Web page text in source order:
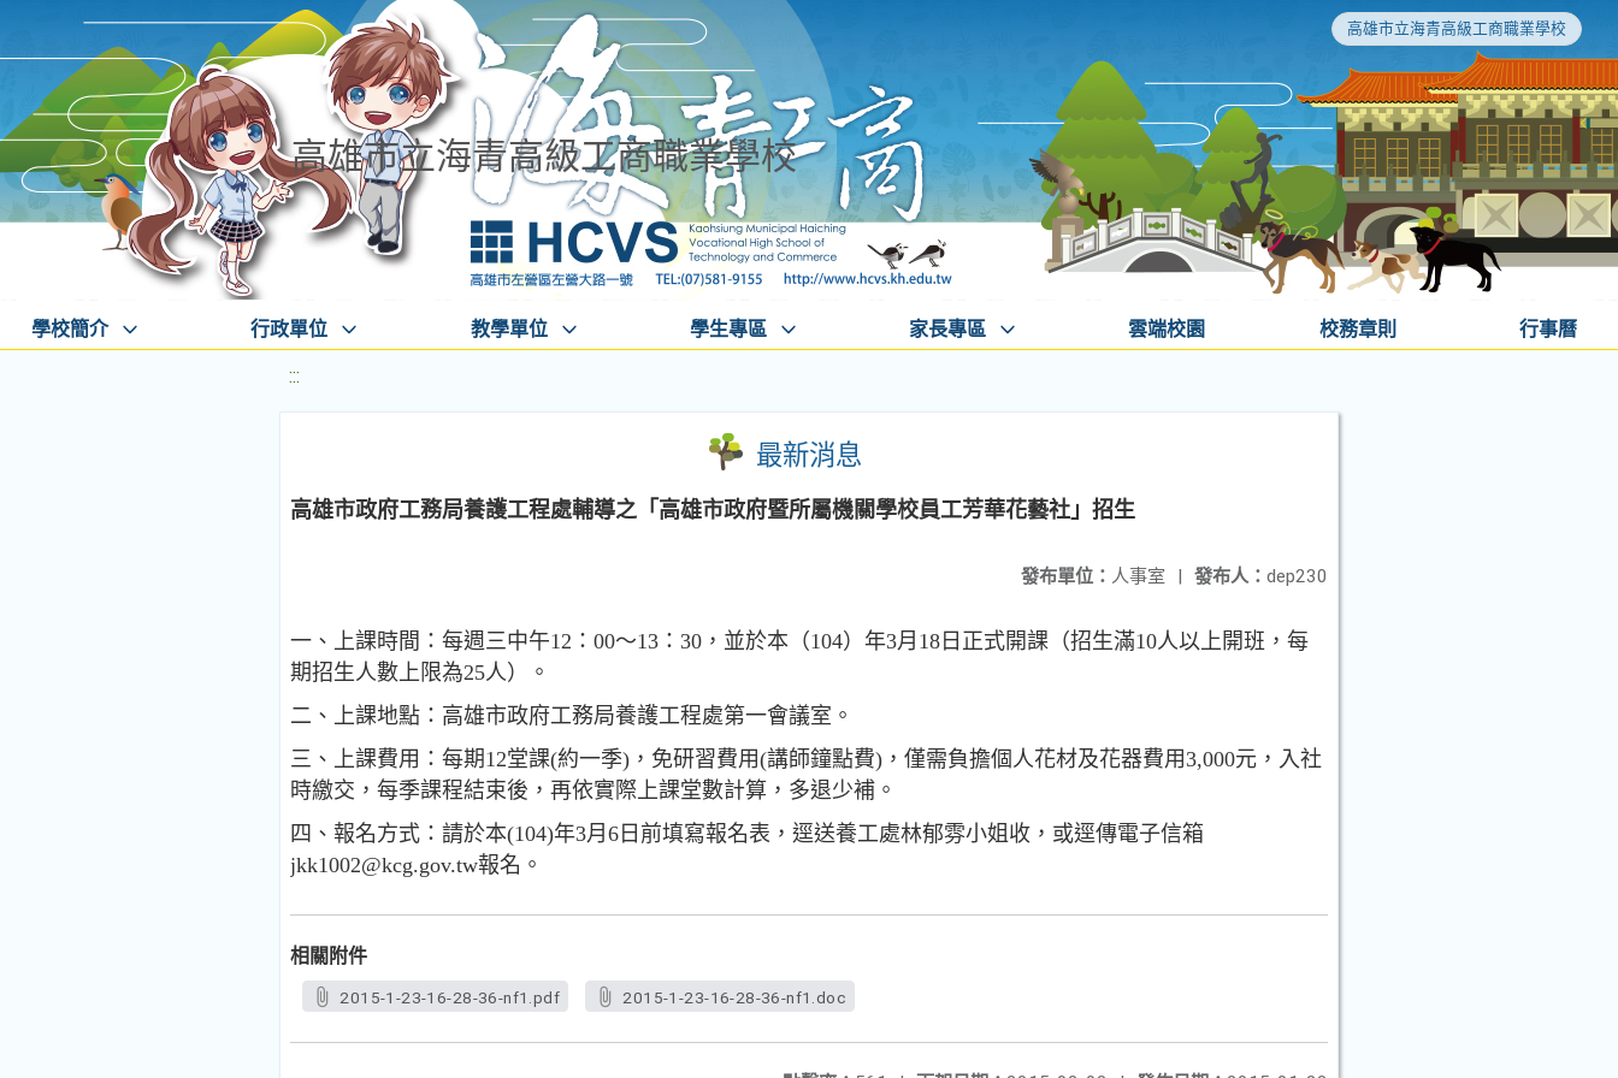
高雄市立海青高級工商職業學校
高雄市立海青高級工商職業學校
學校簡介 行政單位 教學單位 學生專區 家長專區 雲端校園 校務章則 行事曆
:::
最新消息
高雄市政府工務局養護工程處輔導之「高雄市政府暨所屬機關學校員工芳華花藝社」招生
發布人： dep230
發布單位： 人事室 |
一、上課時間：每週三中午12：00～13：30，並於本（104）年3月18日正式開課（招生滿10人以上開班，每
期招生人數上限為25人）。
二、上課地點：高雄市政府工務局養護工程處第一會議室。
三、上課費用：每期12堂課(約一季)，免研習費用(講師鐘點費)，僅需負擔個人花材及花器費用3,000元，入社
時繳交，每季課程結束後，再依實際上課堂數計算，多退少補。
四、報名方式：請於本(104)年3月6日前填寫報名表，逕送養工處林郁雰小姐收，或逕傳電子信箱
jkk1002@kcg.gov.tw報名。
相關附件
2015-1-23-16-28-36-nf1.pdf 2015-1-23-16-28-36-nf1.doc